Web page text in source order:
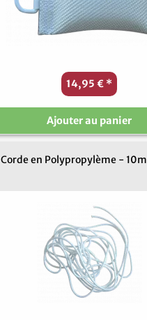
14,95 € *
Ajouter au panier
Corde en Polypropylème - 10m